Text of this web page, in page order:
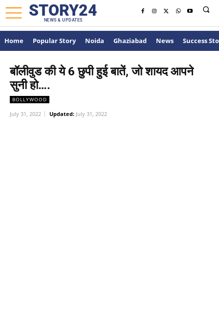
STORY24
NEWS & UPDATES
Home Popular Story Noida Ghaziabad News Success
बॉलीवुड की ये 6 छुपी हुई बातें, जो शायद आपने
सुनी हो….
BOLLYWOOD
July 31, 2022 Updated: July 31, 2022